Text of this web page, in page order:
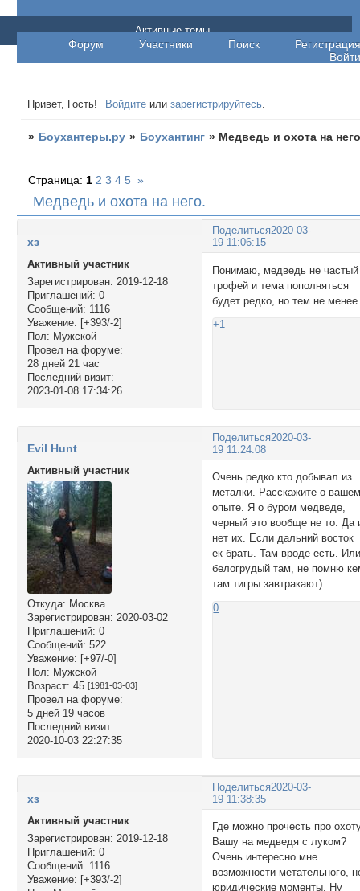
Боухантеры.ру
Форум Участники Поиск
Регистрация
Войти
Активные темы
Привет, Гость! Войдите илизарегистрируйтесь.
» Боухантеры.ру » Боухантинг » Медведь и охота на
Медведь и охота на него.
Страница: 1 2 3 4 5 »
Поделиться2020-03-
19 11:06:15
хз
Активный участник
Зарегистрирован: 2019-12-18
Приглашений: 0
Сообщений: 1116
Уважение: [+393/-2]
Пол: Мужской
Провел на форуме:
28 дней 21 час
Последний визит:
2023-01-08 17:34:26
Понимаю, медведь не частый
трофей и тема пополняться
будет редко, но тем не
+1
Поделиться2020-03-
19 11:24:08
Evil Hunt
Активный участник
Откуда: Москва.
Зарегистрирован: 2020-03-02
Приглашений: 0
Сообщений: 522
Уважение: [+97/-0]
Пол: Мужской
Возраст: 45 [1981-03-03]
Провел на форуме:
5 дней 19 часов
Последний визит:
2020-10-03 22:27:35
Очень редко кто добывал из
металки. Расскажите о
опыте. Я о буром медведе,
черный это вообще не то. Да
нет их. Если дальний восток
ек брать. Там вроде есть.
белогрудый там, не помню
там тигры завтракают)
0
Поделиться2020-03-
19 11:38:35
хз
Активный участник
Зарегистрирован: 2019-12-18
Приглашений: 0
Сообщений: 1116
Уважение: [+393/-2]
Где можно прочесть про
Вашу на медведя с луком?
Очень интересно мне
возможности метательного,
юридические моменты. Ну